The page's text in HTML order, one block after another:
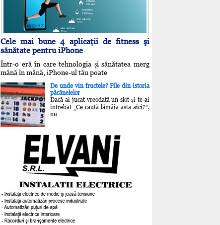
Cele mai bune 4 aplicaţii de fitness şi
sănătate pentru iPhone
Într-o eră în care tehnologia și sănătatea merg
mână în mână, iPhone-ul tău poate
De unde vin fructele? File din istoria
păcănelelor
Dacă ai jucat vreodată un slot și te-ai
întrebat „Ce caută lămâia asta aici?”,
nu